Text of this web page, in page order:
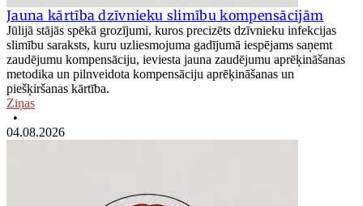
Jauna kārtība dzīvnieku slimību kompensācijām
Jūlijā stājās spēkā grozījumi, kuros precizēts dzīvnieku infekcijas
slimību saraksts, kuru uzliesmojuma gadījumā iespējams saņemt
zaudējumu kompensāciju, ieviesta jauna zaudējumu aprēķināšanas
metodika un pilnveidota kompensāciju aprēķināšanas un
piešķiršanas kārtība.
Ziņas
•
04.08.2026